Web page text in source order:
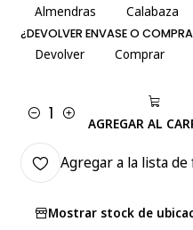
Almendras Calabaza
¿DEVOLVER ENVASE O
Devolver Comprar
Cantidad AGREGAR AL
Agregar a la lista
Mostrar stock de